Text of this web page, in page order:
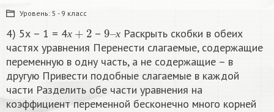
Уровень: 5 - 9 класс
4) 5х – 1 = 4х – х
9
х
Раскрыть скобки в обеих
частях уравнения Перенести слагаемые, содержащие
переменную в одну часть, а не содержащие – в
другую Привести подобные слагаемые в каждой
части Разделить обе части уравнения на
коэффициент переменной бесконечно много корней​